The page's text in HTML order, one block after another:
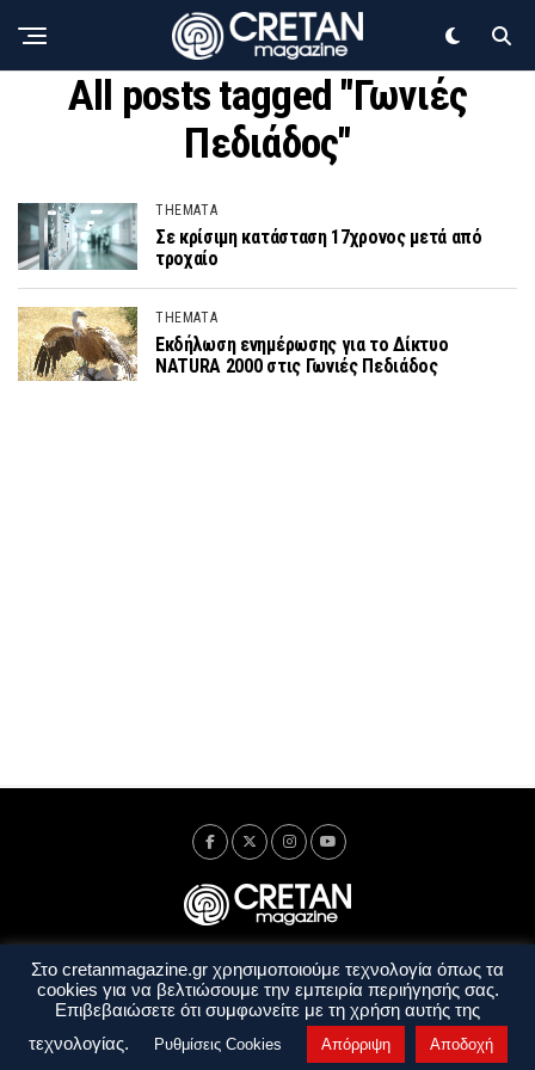
All posts tagged "Γωνιές
Πεδιάδος"
THEMATA
Σε κρίσιμη κατάσταση 17χρονος μετά από
τροχαίο
THEMATA
Εκδήλωση ενημέρωσης για το Δίκτυο
NATURA 2000 στις Γωνιές Πεδιάδος
Ταυτότητα Πολιτική Απορρήτου
Όροι Χρήσης
Όροι και Προϋποθέσεις
Στο cretanmagazine.gr χρησιμοποιούμε τεχνολογία όπως τα
cookies για να βελτιώσουμε την εμπειρία περιήγησής σας.
Επιβεβαιώσετε ότι συμφωνείτε με τη χρήση αυτής της
τεχνολογίας.
Ρυθμίσεις Cookies Απόρριψη Αποδοχή